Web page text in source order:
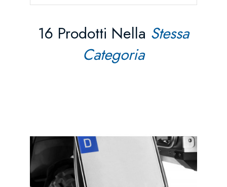
16 Prodotti Nella Stessa
Categoria